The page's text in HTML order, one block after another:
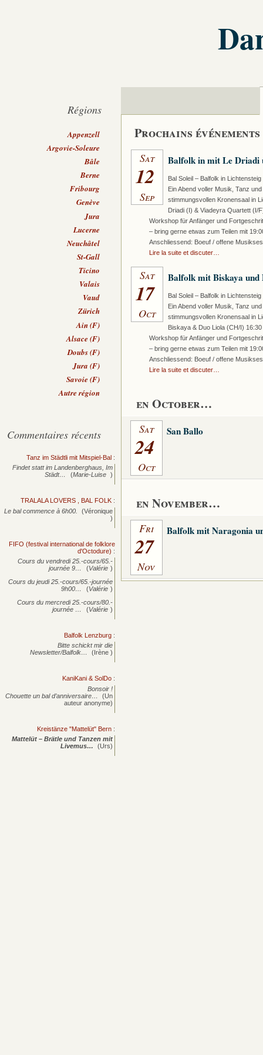
Prochains événements
Sat
12
Sep
Balfolk in mit Le Driadi
Bal Soleil – Balfolk in
Ein Abend voller Musik, Tanz
stimmungsvollen Kronensaal in
Driadi (I) & Viadeyra Quartett (I/
Workshop für Anfänger und
– bring gerne etwas zum Teilen mit
Anschliessend: Boeuf / offene
Lire la suite et discuter…
Sat
17
Oct
Balfolk mit Biskaya und
Bal Soleil – Balfolk in
Ein Abend voller Musik, Tanz
stimmungsvollen Kronensaal in
Biskaya & Duo Liola (CH/I)
Workshop für Anfänger und
– bring gerne etwas zum Teilen mit
Anschliessend: Boeuf / offene
Lire la suite et discuter…
en October…
Sat
24
Oct
San Ballo
en November…
Fri
27
Nov
Balfolk mit Naragonia
Régions
Appenzell
Argovie-Soleure
Bâle
Berne
Fribourg
Genève
Jura
Lucerne
Neuchâtel
St-Gall
Ticino
Valais
Vaud
Zürich
Ain (F)
Alsace (F)
Doubs (F)
Jura (F)
Savoie (F)
Autre région
Commentaires récents
Tanz im Städtli mit Mitspiel-Bal :
Findet statt im Landenberghaus, Im
Städt…
(Marie-Luise )
TRALALA LOVERS , BAL FOLK :
Le bal commence à 6h00.
(Véronique
)
FIFO (festival international de folklore
d'Octodure) :
Cours du vendredi 25.-cours/65.-
journée 9… (Valérie )
Cours du jeudi 25.-cours/65.-journée
9h00…
(Valérie )
Cours du mercredi 25.-cours/80.-
journée … (Valérie )
Balfolk Lenzburg :
Bitte schickt mir die
Newsletter/Balfolk…
(Irène )
KaniKani & SolDo :
Bonsoir !
Chouette un bal d’anniversaire…
(Un
auteur anonyme)
Kreistänze "Mattelüt" Bern :
Mattelüt – Brätle und Tanzen mit
Livemus…
(Urs)